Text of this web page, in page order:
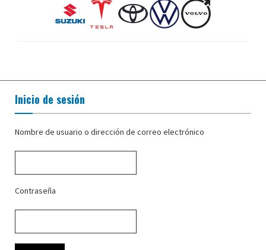
Inicio de sesión
Nombre de usuario o dirección de correo electrónico
Contraseña